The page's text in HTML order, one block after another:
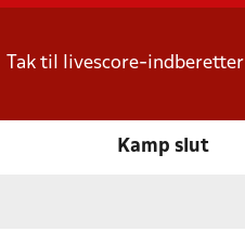
Tak til livescore-indberetter
Kamp slut